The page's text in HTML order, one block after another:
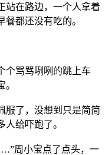
站在路边，一个人拿着
都还没有吃的。
个骂骂咧咧的跳上车
服了，没想到只是简简
给吓跑了。
周小宝点了点头，一